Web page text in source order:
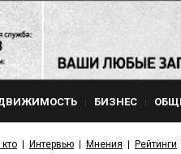
БИЗНЕС
кто Интервью Мнения Рейтинги